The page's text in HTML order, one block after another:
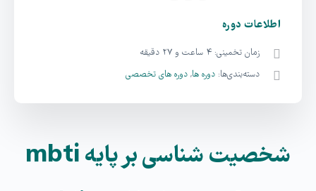
شخصیت شناسی بر پایه mbti
اطلاعات دوره
زمان تخمینی: ۴ ساعت و ۲۷ دقیقه
دسته‌بندی‌ها: دوره ها, دوره های تخصصی